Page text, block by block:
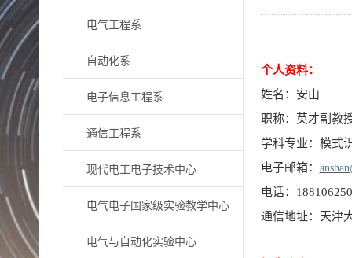
电气工程系
自动化系
电子信息工程系
通信工程系
现代电工电子技术中心
电气电子国家级实验教学中心
电气与自动化实验中心
个人资料：
姓名：安山
职称：英才副教
学科专业：模式
电子邮箱：
电话：
通信地址：天津